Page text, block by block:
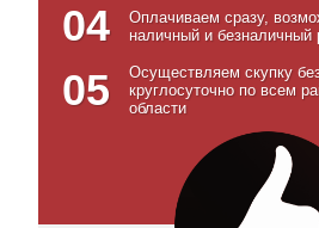
04
Оплачиваем сразу,
наличный и безналичный
05
Осуществляем скупку
круглосуточно по всем
области